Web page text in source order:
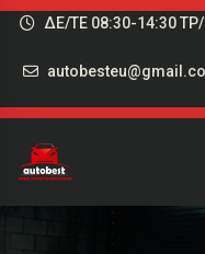
ΔΕ/ΤΕ 08:30-14:30